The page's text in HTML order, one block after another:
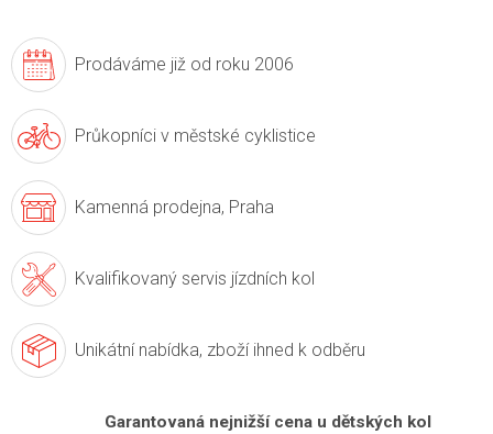
Prodáváme již od roku 2006
Průkopníci v městské cyklistice
Kamenná prodejna, Praha
Kvalifikovaný servis jízdních kol
Unikátní nabídka, zboží ihned k odběru
Garantovaná nejnižší cena u dětských kol